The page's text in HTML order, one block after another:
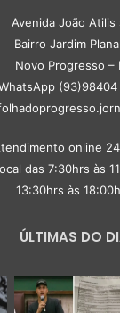
Avenida João Atilis
Bairro Jardim
Novo Progresso –
(93)98404
online
das 7:30hrs às
13:30hrs às
ÚLTIMAS DO